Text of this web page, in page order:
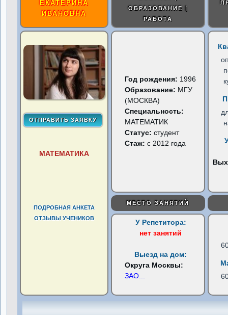
ЕКАТЕРИНА
ИВАНОВНА
ОБРАЗОВАНИЕ |
РАБОТА
МАТЕМАТИКА
ПОДРОБНАЯ АНКЕТА
ОТЗЫВЫ УЧЕНИКОВ
Год рождения: 1996
Образование: МГУ
(МОСКВА)
Специальность:
МАТЕМАТИК
Статус:студент
Стаж: с 2012 года
МЕСТО ЗАНЯТИЙ
У Репетитора:
нет занятий
Выезд на дом:
Округа Москвы:
ЗАО